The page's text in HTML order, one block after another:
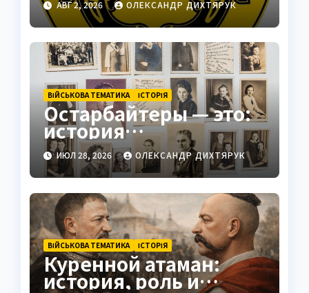
стратегический центр
АВГ 2, 2026 ОЛЕКСАНДР ДИХТЯРУК
ВІЙСЬКОВА ТЕМАТИКА ІСТОРІЯ
Остарбайтеры — это:
история
принудительного
труда украинцев
ИЮЛ 28, 2026 ОЛЕКСАНДР ДИХТЯРУК
ВІЙСЬКОВА ТЕМАТИКА ІСТОРІЯ
Куренной атаман:
история, роль и